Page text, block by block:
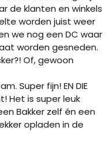
de klanten en winkels
worden juist weer
we nog een DC waar
worden gesneden.
Of, gewoon
Super fijn! EN DIE
Het is super leuk
Bakker zelf én een
opladen in de